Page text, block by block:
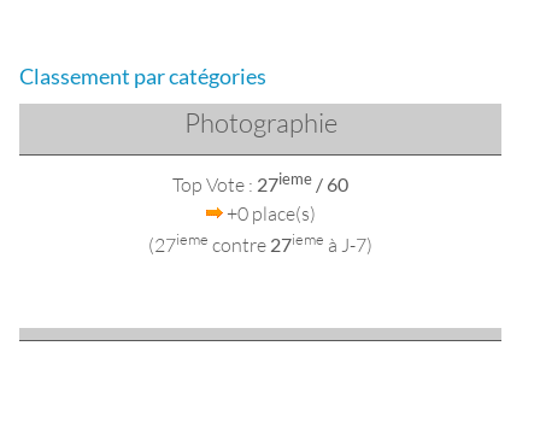
Classement par catégories
Photographie
Top Vote : 27ieme / 60
+0 place(s)
(27ieme contre 27ieme à J-7)